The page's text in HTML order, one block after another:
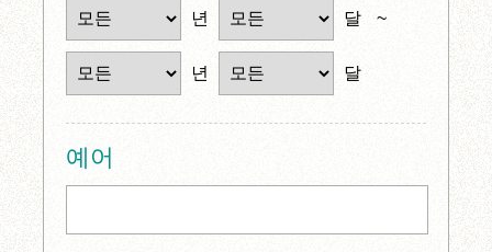
년 달 ~
년 달
예어